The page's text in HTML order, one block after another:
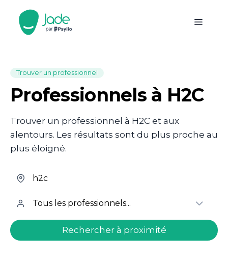
Trouver un professionnel
Professionnels à H2C
Trouver un professionnel à H2C et aux
alentours. Les résultats sont du plus proche au
plus éloigné.
welcome.search.find.subtitle
Rechercher à proximité